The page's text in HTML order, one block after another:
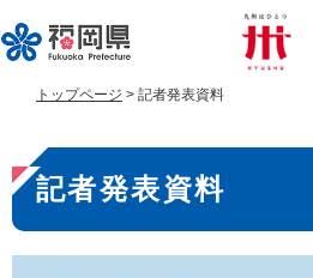
ー
ジ
で
す
ニ
ュ
ば
し
トップページ > 記者発表資料
本
文
記者発表資料